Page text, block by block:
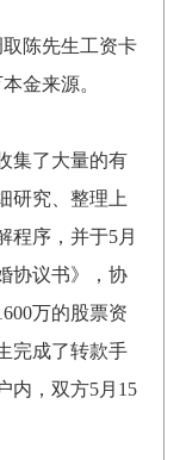
陈先生工资卡
金来源。
了大量的有
研究、整理上
程序，并于5月
协议书》，协
万的股票资
完成了转款手
内，双方5月15